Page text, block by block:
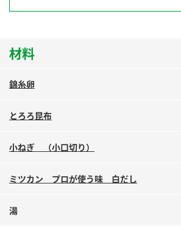
お酢を知ろう！
ぽん酢サワー
ミツカンのCM
各部門が大切にしていること
地図から取り扱い店舗を探す
材料
錦糸卵
とろろ昆布
小ねぎ （小口切り）
ミツカン プロが使う味 白だし
湯